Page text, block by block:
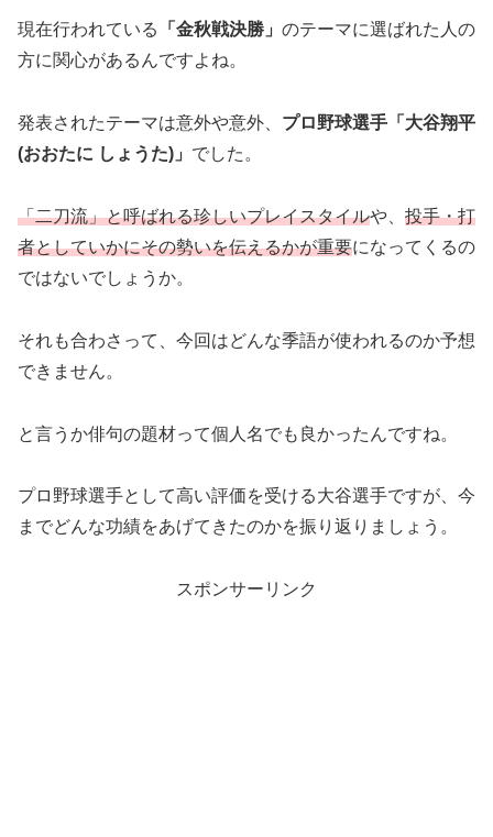
現在行われている 「金秋戦決勝」 のテーマに選ばれた人の
方に関心があるんですよね。
発表されたテーマは意外や意外、 プロ野球選手「大谷翔平
(おおたに しょうた)」 でした。
「二刀流」と呼ばれる珍しいプレイスタイルや、 投手・打
者としていかにその勢いを伝えるかが重要になってくるの
ではないでしょうか。
それも合わさって、今回はどんな季語が使われるのか予想
できません。
と言うか俳句の題材って個人名でも良かったんですね。
プロ野球選手として高い評価を受ける大谷選手ですが、今
までどんな功績をあげてきたのかを振り返りましょう。
スポンサーリンク